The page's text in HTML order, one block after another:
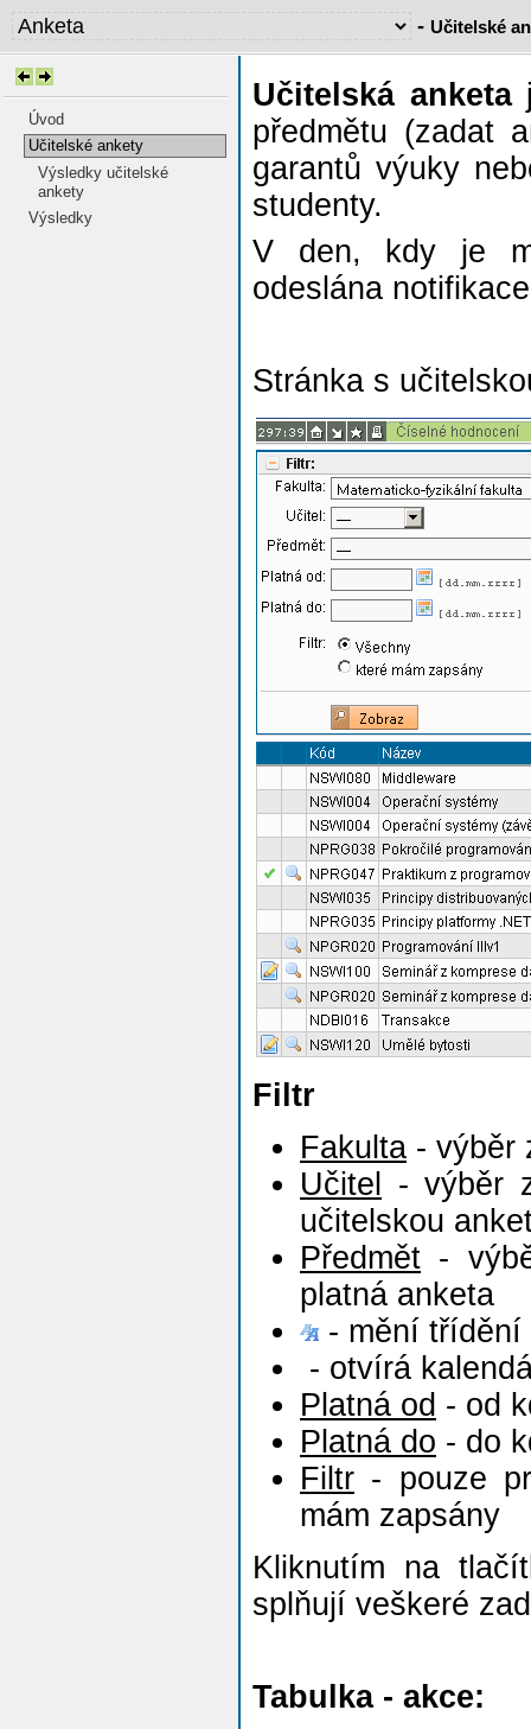
- Učitelské
Úvod
Učitelské ankety
Výsledky učitelské
ankety
Výsledky
Učitelská anketa
předmětu (zadat
garantů výuky
studenty.
V den, kdy je
odeslána
Stránka s
Filtr
Fakulta - výběr
Učitel
- výběr
učitelskou
Předmět -
platná anketa
- mění třídění
- otvírá
Platná od - od
Platná do - do
Filtr - pouze
mám zapsány
Kliknutím na
splňují veškeré
Tabulka - akce: